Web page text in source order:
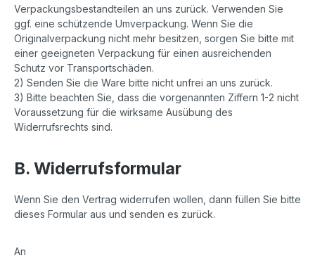
Verpackungsbestandteilen an uns zurück. Verwenden Sie
ggf. eine schützende Umverpackung. Wenn Sie die
Originalverpackung nicht mehr besitzen, sorgen Sie bitte mit
einer geeigneten Verpackung für einen ausreichenden
Schutz vor Transportschäden.
2) Senden Sie die Ware bitte nicht unfrei an uns zurück.
3) Bitte beachten Sie, dass die vorgenannten Ziffern 1-2 nicht
Voraussetzung für die wirksame Ausübung des
Widerrufsrechts sind.
B. Widerrufsformular
Wenn Sie den Vertrag widerrufen wollen, dann füllen Sie bitte
dieses Formular aus und senden es zurück.
An